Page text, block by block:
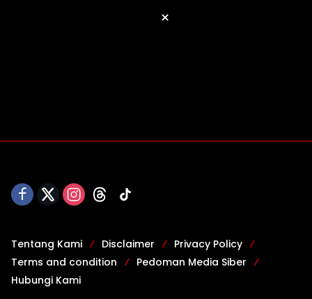
Tentang Kami Disclaimer
Privacy Policy
Terms and condition
Pedoman Media Siber
Hubungi Kami
×